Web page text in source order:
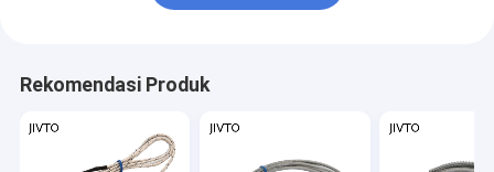
Rekomendasi Produk